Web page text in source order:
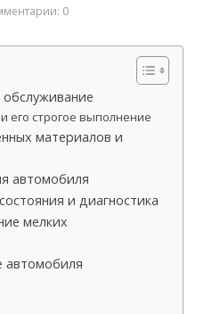
0
обслуживание
его строгое выполнение
материалов и
автомобиля
и диагностика
мелких
автомобиля